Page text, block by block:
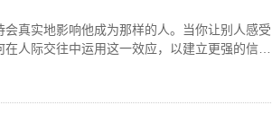
真实地影响他成为那样的人。当你让别人感受
人际交往中运用这一效应，以建立更强的信任